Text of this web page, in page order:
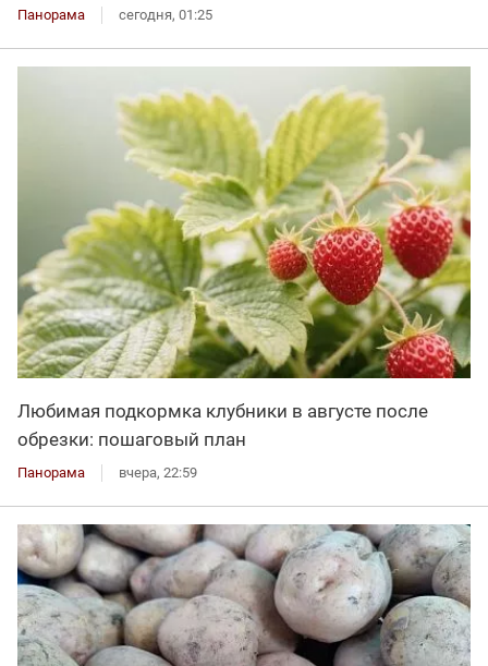
Панорама сегодня, 01:25
Любимая подкормка клубники в августе после
обрезки: пошаговый план
Панорама вчера, 22:59